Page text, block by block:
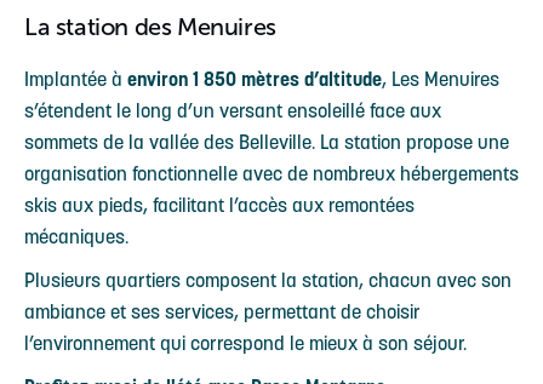
La station des Menuires
Implantée à environ 1 850 mètres d’altitude, Les Menuires
s’étendent le long d’un versant ensoleillé face aux
sommets de la vallée des Belleville. La station propose une
organisation fonctionnelle avec de nombreux hébergements
skis aux pieds, facilitant l’accès aux remontées
mécaniques.
Plusieurs quartiers composent la station, chacun avec son
ambiance et ses services, permettant de choisir
l’environnement qui correspond le mieux à son séjour.